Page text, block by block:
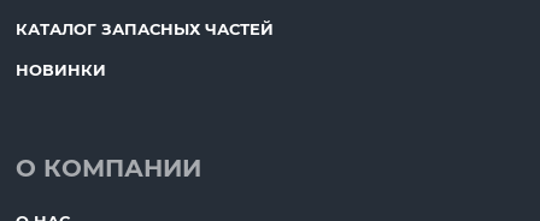
КАТАЛОГ ЗАПАСНЫХ ЧАСТЕЙ
НОВИНКИ
О КОМПАНИИ